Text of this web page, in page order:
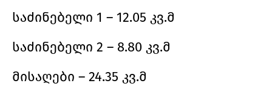
საძინებელი 1 – 12.05 კვ.მ
საძინებელი 2 – 8.80 კვ.მ
მისაღები – 24.35 კვ.მ